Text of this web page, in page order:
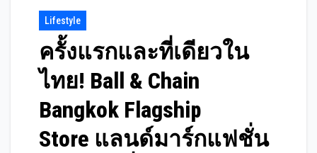
Lifestyle
ครั้งแรกและที่เดียวใน
ไทย! Ball & Chain
Bangkok Flagship
Store แลนด์มาร์กแฟชั่น